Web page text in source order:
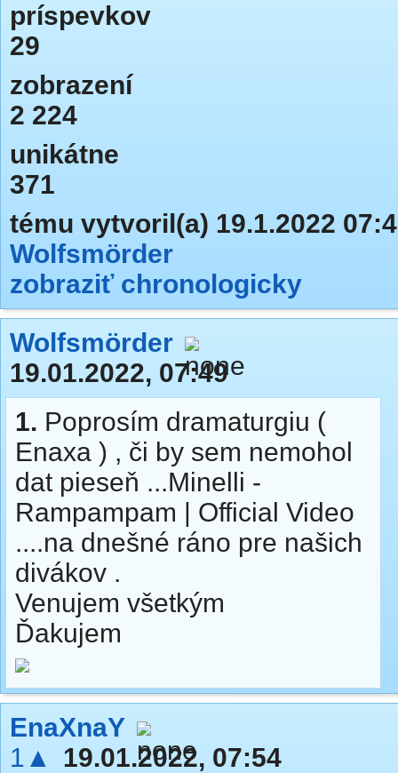
príspevkov
29
zobrazení
2 224
unikátne
371
tému vytvoril(a) 19.1.2022
Wolfsmörder
zobraziť chronologicky
Wolfsmörder
19.01.2022, 07:49
1. Poprosím dramaturgiu (
Enaxa ) , či by sem nemohol
dat pieseň ...Minelli -
Rampampam | Official Video
....na dnešné ráno pre našich
divákov .
Venujem všetkým
Ďakujem
EnaXnaY
1▲
19.01.2022, 07:54